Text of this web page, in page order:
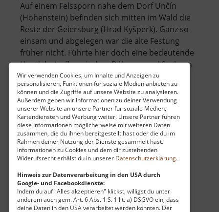
Wir verwenden Cookies, um Inhalte und Anzeigen zu
personalisieren, Funktionen für soziale Medien anbieten zu
können und die Zugriffe auf unsere Website zu analysieren.
Außerdem geben wir Informationen zu deiner Verwendung
unserer Website an unsere Partner für soziale Medien,
Kartendiensten und Werbung weiter. Unsere Partner führen
diese Informationen möglicherweise mit weiteren Daten
zusammen, die du ihnen bereitgestellt hast oder die du im
Rahmen deiner Nutzung der Dienste gesammelt hast.
Informationen zu Cookies und dem dir zustehenden
Widerufsrecht erhälst du in unserer Datenschutzerklärung.
Hinweis zur Datenverarbeitung in den USA durch
Google- und Facebookdienste:
Indem du auf "Alles akzeptieren" klickst, willigst du unter
anderem auch gem. Art. 6 Abs. 1 S. 1 lit. a) DSGVO ein, dass
deine Daten in den USA verarbeitet werden könnten. Der
Auf einem Felssporn nahe dem Dorf Unčín
(Hohenstein) befinden sich mitten im Wald die
Reste der Geiersburg (Hrad Kyšperk). Ganz so
einsam und abgelegen war die alte Festung
früher nicht. Führte hier doch eine bedeutende
Handelsstraße zwischen Böhmen und Sachsen
entlang. Schon im 9. Jahrhundert wurde.. »
weiterlesenüber
Hrad
Kyšperk
Kleinsteinhöhle
Sachsen
aktuell vom 24.07.2024 / Zugriffe: 1425
99 km vom aktuellen Standort